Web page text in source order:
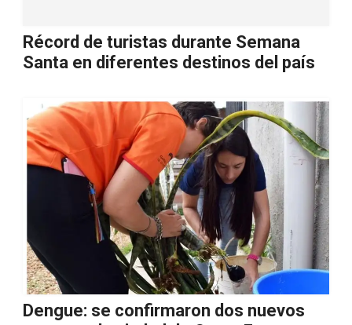
Récord de turistas durante Semana
Santa en diferentes destinos del país
Dengue: se confirmaron dos nuevos